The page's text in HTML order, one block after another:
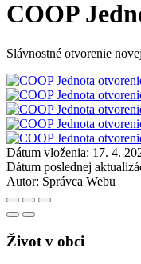
COOP
Slávnostné otvorenie
Dátum vloženia: 17. 4.
Dátum poslednej
Autor: Správca Webu
Život v obci